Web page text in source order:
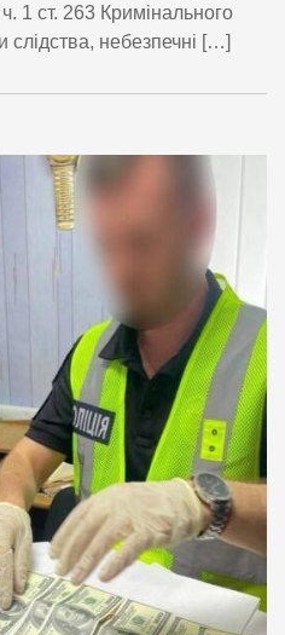
1 ст. 263 Кримінального
слідства, небезпечні […]